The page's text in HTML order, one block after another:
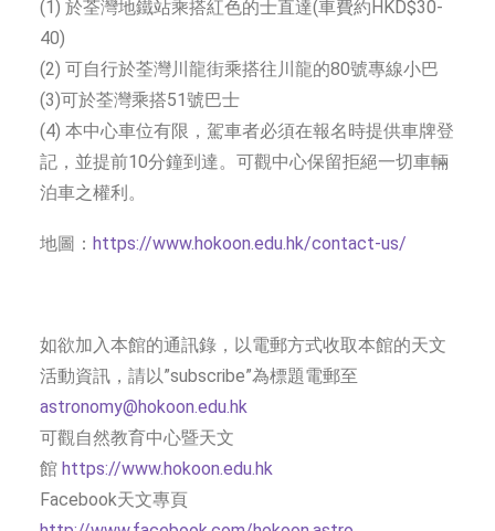
(1) 於荃灣地鐵站乘搭紅色的士直達(車費約HKD$30-
40)
(2) 可自行於荃灣川龍街乘搭往川龍的80號專線小巴
(3)可於荃灣乘搭51號巴士
(4) 本中心車位有限，駕車者必須在報名時提供車牌登
記，並提前10分鐘到達。可觀中心保留拒絕一切車輛
泊車之權利。
地圖： https://www.hokoon.edu.hk/contact-us/
如欲加入本館的通訊錄，以電郵方式收取本館的天文
活動資訊，請以”subscribe”為標題電郵至
astronomy@hokoon.edu.hk
可觀自然教育中心暨天文
館 https://www.hokoon.edu.hk
Facebook天文專頁